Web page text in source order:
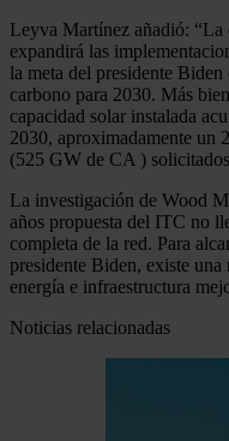
Leyva Martínez añadió:
expandirá las
la meta del presidente
carbono para 2030. Más
capacidad solar instalada
2030, aproximadamente un
(525 GW de CA )
La investigación de Wood
años propuesta del ITC no
completa de la red. Para
presidente Biden, existe
energía e infraestructura
Noticias relacionadas